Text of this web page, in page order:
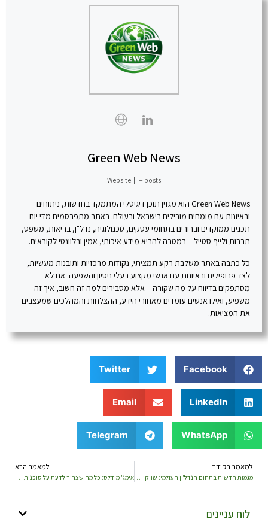
Green Web News
Website | + posts
Green Web News הוא מגזין תוכן דיגיטלי המתמקד בחדשות, ניתוחים
וראיונות עם מומחים מובילים בישראל ובעולם. באתר מתפרסמים מדי יום
תכנים ממוקדים וברורים בתחומי עסקים, טכנולוגיה, נדל"ן, בריאות, משפט,
תרבות ולייף סטייל – במטרה להביא מידע איכותי, אמין ורלוונטי לקוראים.
כל כתבה באתר משלבת רקע תמציתי, נקודות מרכזיות ותובנות מעשיות,
לצד פרופילים וראיונות עם אנשי מקצוע בעלי ניסיון והשפעה. אנו לא
מסתפקים בדיווח על מה שקורה – אלא מסבירים למה זה חשוב, איך זה
משפיע, ואילו אנשים עומדים מאחורי הידע, ההצלחות והמהלכים שמעצבים
את המציאות.
Facebook
Twitter
LinkedIn
Email
WhatsApp
Telegram
למאמר הקודם
מגמות חדשות בתחום הנדל"ן העולמי: שווקים מתפתחים עם פוטנציאל צמיחה
למאמר הבא
אימג' מודלס: כל מה שצריך לדעת על סוכנות הדוגמנות הישראלית
לוח עניינים